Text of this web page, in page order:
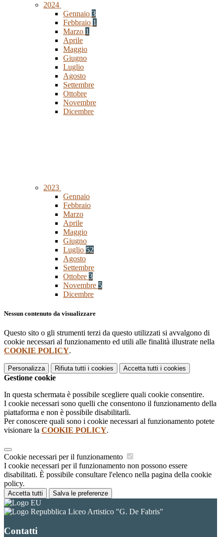
2024
Gennaio 3
Febbraio 1
Marzo 1
Aprile
Maggio
Giugno
Luglio
Agosto
Settembre
Ottobre
Novembre
Dicembre
2023
Gennaio
Febbraio
Marzo
Aprile
Maggio
Giugno
Luglio 52
Agosto
Settembre
Ottobre 3
Novembre 5
Dicembre
Nessun contenuto da visualizzare
Questo sito o gli strumenti terzi da questo utilizzati si avvalgono di
cookie necessari al funzionamento ed utili alle finalità illustrate nella
COOKIE POLICY.
Personalizza Rifiuta tutti i cookies Accetta tutti i cookies
Gestione cookie
In questa schermata è possibile scegliere quali cookie consentire.
I cookie necessari sono quelli che consentono il funzionamento della
piattaforma e non è possibile disabilitarli.
Per conoscere quali sono i cookie necessari al funzionamento potete
visionare la COOKIE POLICY.
Cookie necessari per il funzionamento
I cookie necessari per il funzionamento non possono essere
disabilitati. È possibile consultare l'elenco nella pagina della cookie
policy.
Accetta tutti Salva le preferenze
Liceo Artistico "G. De Fabris"
Contatti